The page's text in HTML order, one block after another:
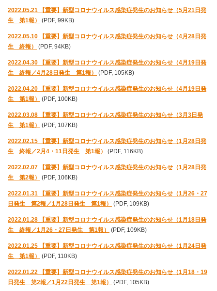
2022.05.21 【重要】新型コロナウイルス感染症発生のお知らせ（5月21日発
生 第1報）
(PDF, 99KB)
2022.05.10 【重要】新型コロナウイルス感染症発生のお知らせ（4月28日発
生 終報）
(PDF, 94KB)
2022.04.30 【重要】新型コロナウイルス感染症発生のお知らせ（4月19日発
生 終報／4月28日発生 第1報）
(PDF, 105KB)
2022.04.20 【重要】新型コロナウイルス感染症発生のお知らせ（4月19日発
生 第1報）
(PDF, 100KB)
2022.03.08 【重要】新型コロナウイルス感染症発生のお知らせ（3月3日発
生 第1報）
(PDF, 107KB)
2022.02.15 【重要】新型コロナウイルス感染症発生のお知らせ（1月28日発
生 終報／2月4・11日発生 第1報）
(PDF, 116KB)
2022.02.07 【重要】新型コロナウイルス感染症発生のお知らせ（1月28日発
生 第2報）
(PDF, 106KB)
2022.01.31 【重要】新型コロナウイルス感染症発生のお知らせ（1月26・27
日発生 第2報／1月28日発生 第1報）
(PDF, 109KB)
2022.01.28 【重要】新型コロナウイルス感染症発生のお知らせ（1月18日発
生 終報／1月26・27日発生 第1報）
(PDF, 109KB)
2022.01.25 【重要】新型コロナウイルス感染症発生のお知らせ（1月24日発
生 第1報）
(PDF, 110KB)
2022.01.22 【重要】新型コロナウイルス感染症発生のお知らせ（1月18・19
日発生 第2報／1月22日発生 第1報）
(PDF, 105KB)